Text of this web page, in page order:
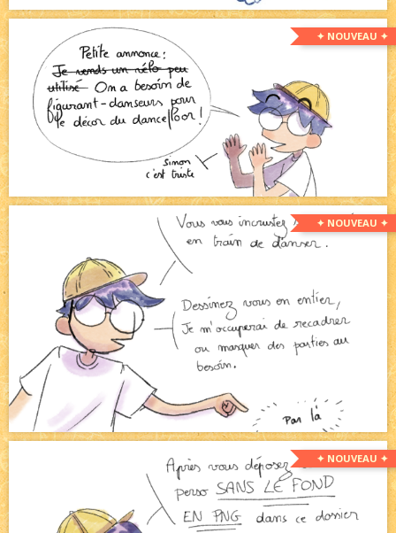
✦ NOUVEAU ✦
✦ NOUVEAU ✦
✦ NOUVEAU ✦